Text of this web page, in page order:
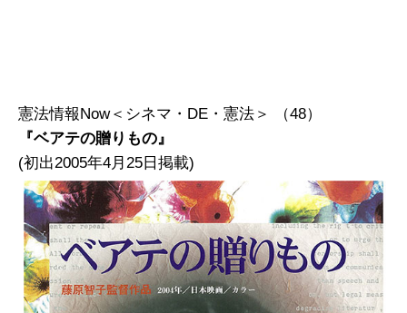
憲法情報Now＜シネマ・DE・憲法＞ （48）
『ベアテの贈りもの』
(初出2005年4月25日掲載)